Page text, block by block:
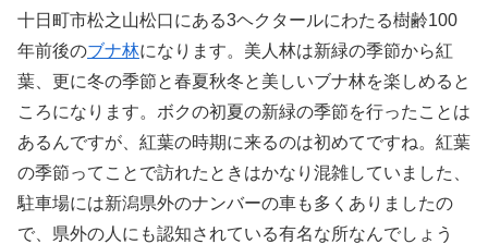
十日町市松之山松口にある3ヘクタールにわたる樹齢100
年前後のブナ林になります。美人林は新緑の季節から紅
葉、更に冬の季節と春夏秋冬と美しいブナ林を楽しめると
ころになります。ボクの初夏の新緑の季節を行ったことは
あるんですが、紅葉の時期に来るのは初めてですね。紅葉
の季節ってことで訪れたときはかなり混雑していました、
駐車場には新潟県外のナンバーの車も多くありましたの
で、県外の人にも認知されている有名な所なんでしょう